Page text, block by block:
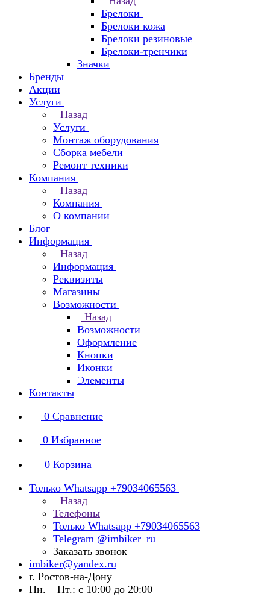
Брелоки
Брелоки кожа
Брелоки резиновые
Брелоки-тренчики
Значки
Бренды
Акции
Услуги
Назад
Услуги
Монтаж оборудования
Сборка мебели
Ремонт техники
Компания
Назад
Компания
О компании
Блог
Информация
Назад
Информация
Реквизиты
Магазины
Возможности
Назад
Возможности
Оформление
Кнопки
Иконки
Элементы
Контакты
0 Сравнение
0 Избранное
0 Корзина
Только Whatsapp +79034065563
Назад
Телефоны
Только Whatsapp +79034065563
Telegram @imbiker_ru
Заказать звонок
imbiker@yandex.ru
г. Ростов-на-Дону
Пн. – Пт.: с 10:00 до 20:00